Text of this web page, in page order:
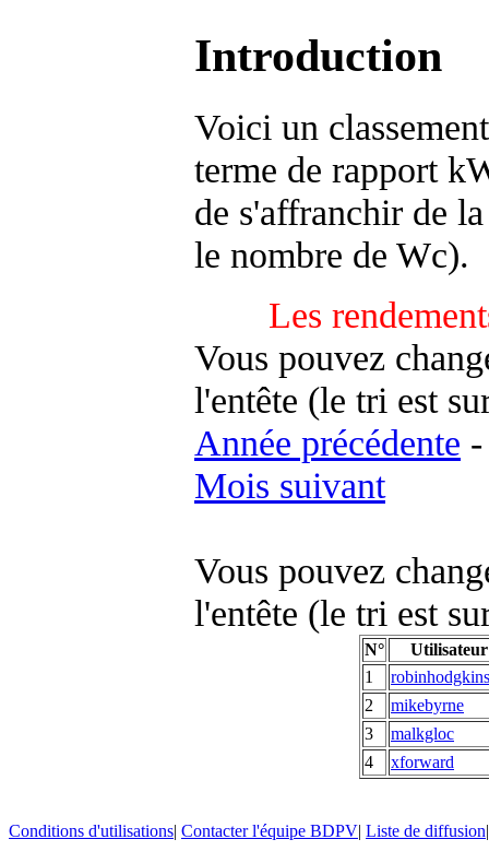
Introduction
Voici un
terme de rapport
de s'affranchir de
le nombre de Wc).
Les
Vous pouvez
l'entête (le tri est
Année précédente -
Mois suivant
Vous pouvez
l'entête (le tri est
N°
Utilisateur
1
2
mikebyrne
3
malkgloc
4
xforward
Conditions d'utilisations| Contacter l'équipe BDPV| Liste de diffusion